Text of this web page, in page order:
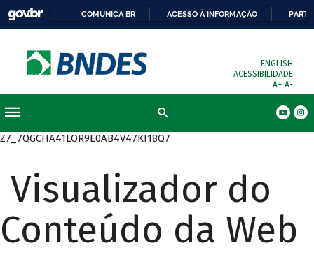
COMUNICA BR ACESSO À INFORMAÇÃO
ENGLISH
ACESSIBILIDADE
A+ A-
Z7_7QGCHA41LOR9E0AB4V47KI18Q7
Visualizador do
Conteúdo da Web